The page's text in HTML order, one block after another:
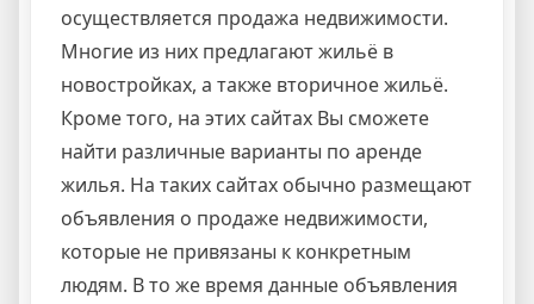
осуществляется продажа недвижимости.
Многие из них предлагают жильё в
новостройках, а также вторичное жильё.
Кроме того, на этих сайтах Вы сможете
найти различные варианты по аренде
жилья. На таких сайтах обычно размещают
объявления о продаже недвижимости,
которые не привязаны к конкретным
людям. В то же время данные объявления